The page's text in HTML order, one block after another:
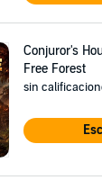
Conjuror's
Free Forest
sin